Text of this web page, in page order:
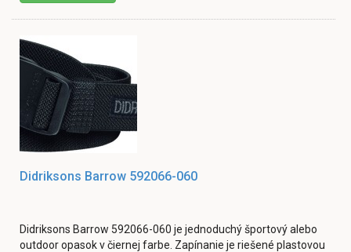
Didriksons Barrow 592066-060
Didriksons Barrow 592066-060 je jednoduchý športový alebo
outdoor opasok v čiernej farbe. Zapínanie je riešené plastovou